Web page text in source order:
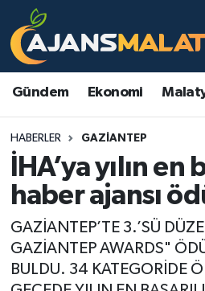
Gündem Ekonomi
HABERLER GAZIANTEP
İHA’ya yılın en
haber ajansı
GAZİANTEP’TE 3.’SÜ
GAZİANTEP AWARDS"
BULDU. 34 KATEGORİDE
Asayiş
Eğitim
Ekonomi
Gündem
Kadın
Malatya Nöbetçi
Malatya Namaz Vakitleri
Malatya Trafik Yoğunluk
TFF 3.Lig 2.Grup Puan
Tüm Manşetler